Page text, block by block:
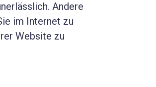
Andere
im Internet zu
Website zu